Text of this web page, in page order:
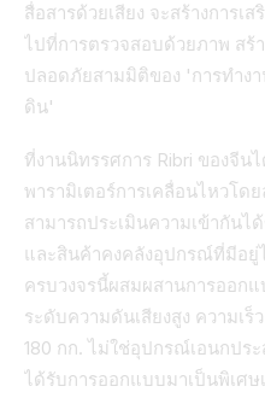
สื่อสารด้วยเสียง จะสร้างการเ
ไปที่การตรวจสอบด้วยภาพ สร้
ปลอดภัยสามมิติของ 'การทำง
ดิน'
ที่งานนิทรรศการ Ribri ของจีน
พารามิเตอร์การเคลื่อนไหวโด
สามารถประเมินความเข้ากันไ
และสินค้าคงคลังอุปกรณ์ที่มีอ
ครบวงจรนี้ผสมผสานการออกแ
ระดับความดันเสียงสูง ความเ
180 กก. ไม่ใช่อุปกรณ์เอนกป
ได้รับการออกแบบมาเป็นพิเศษ